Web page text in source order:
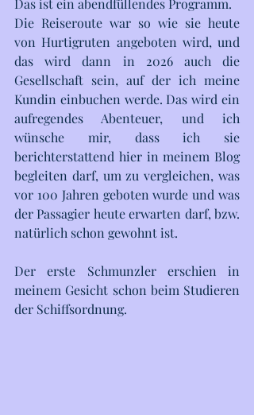
Das ist ein abendfüllendes Programm.
Die Reiseroute war so wie sie heute
von Hurtigruten angeboten wird, und
das wird dann in 2026 auch die
Gesellschaft sein, auf der ich meine
Kundin einbuchen werde. Das wird ein
aufregendes Abenteuer, und ich
wünsche mir, dass ich sie
berichterstattend hier in meinem Blog
begleiten darf, um zu vergleichen, was
vor 100 Jahren geboten wurde und was
der Passagier heute erwarten darf, bzw.
natürlich schon gewohnt ist.
Der erste Schmunzler erschien in
meinem Gesicht schon beim Studieren
der Schiffsordnung.